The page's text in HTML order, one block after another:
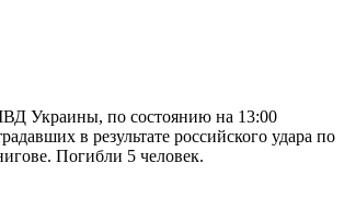
Украины, по состоянию на 13:00
в результате российского удара по
Погибли 5 человек.